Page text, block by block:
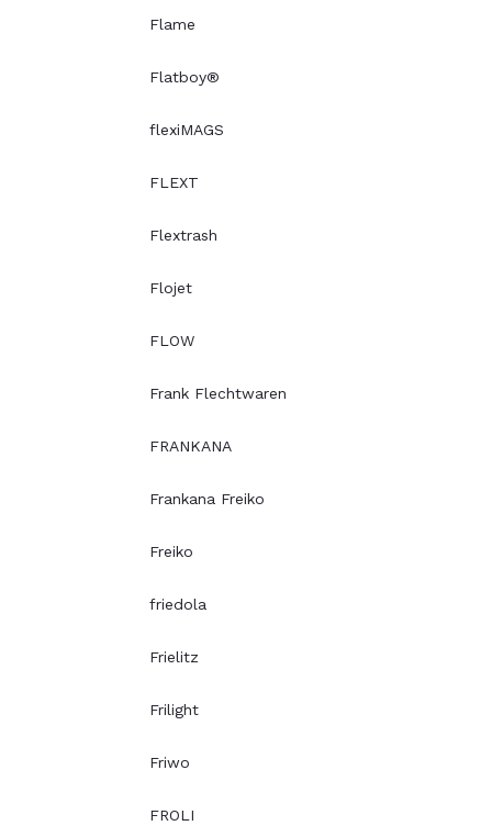
Flame
Flatboy®
flexiMAGS
FLEXT
Flextrash
Flojet
FLOW
Frank Flechtwaren
FRANKANA
Frankana Freiko
Freiko
friedola
Frielitz
Frilight
Friwo
FROLI